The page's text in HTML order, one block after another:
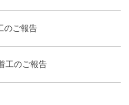
ご報告
のご報告